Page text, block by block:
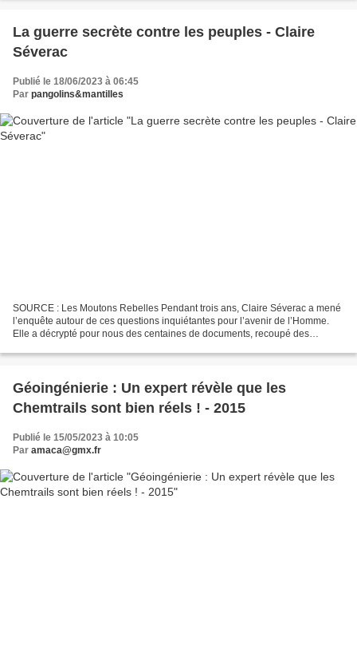
La guerre secrète contre les peuples - Claire
Séverac
Publié le 18/06/2023 à 06:45
Par pangolins&mantilles
SOURCE : Les Moutons Rebelles Pendant trois ans, Claire Séverac a mené
l’enquête autour de ces questions inquiétantes pour l’avenir de l’Homme.
Elle a décrypté pour nous des centaines de documents, recoupé des
Géoingénierie : Un expert révèle que les
Chemtrails sont bien réels ! - 2015
Publié le 15/05/2023 à 10:05
Par amaca@gmx.fr